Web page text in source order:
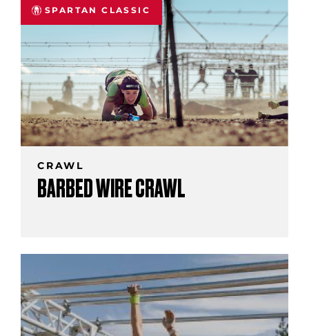
SPARTAN CLASSIC
CRAWL
BARBED WIRE CRAWL